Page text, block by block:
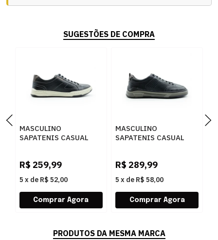
SUGESTÕES DE COMPRA
MASCULINO
SAPATENIS CASUAL
R$ 259,99
5 x de R$ 52,00
MASCULINO
SAPATENIS CASUAL
R$ 289,99
5 x de R$ 58,00
PRODUTOS DA MESMA MARCA